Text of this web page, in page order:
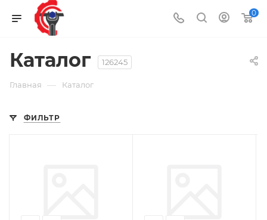
0
Каталог 126245
Главная — Каталог
ФИЛЬТР